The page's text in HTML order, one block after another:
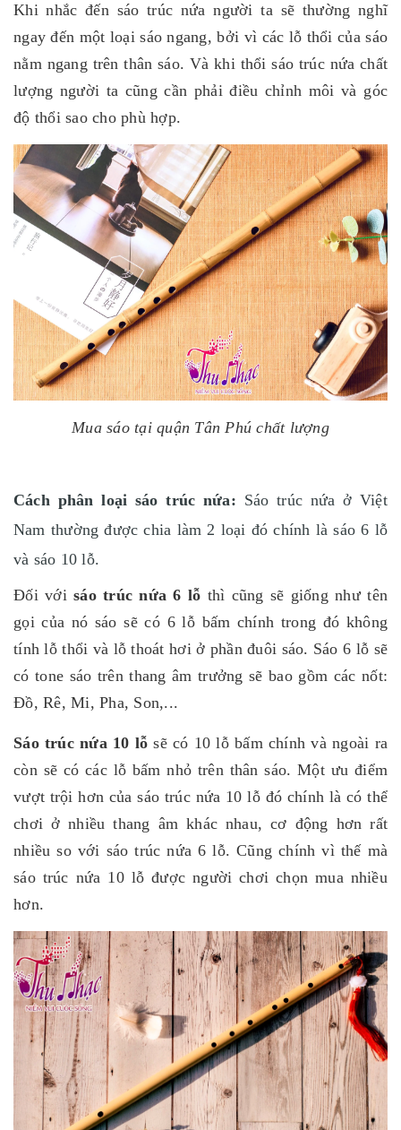
Khi nhắc đến sáo trúc nứa người ta sẽ thường nghĩ
ngay đến một loại sáo ngang, bởi vì các lỗ thổi của sáo
nằm ngang trên thân sáo. Và khi thổi sáo trúc nứa chất
lượng người ta cũng cần phải điều chỉnh môi và góc
độ thổi sao cho phù hợp.
Mua sáo tại quận Tân Phú chất lượng
Cách phân loại sáo trúc nứa: Sáo trúc nứa ở Việt
Nam thường được chia làm 2 loại đó chính là sáo 6 lỗ
và sáo 10 lỗ.
Đối vớisáo trúc nứa 6 lỗ thì cũng sẽ giống như tên
gọi của nó sáo sẽ có 6 lỗ bấm chính trong đó không
tính lỗ thổi và lỗ thoát hơi ở phần đuôi sáo. Sáo 6 lỗ sẽ
có tone sáo trên thang âm trưởng sẽ bao gồm các nốt:
Đồ, Rê, Mi, Pha, Son,...
Sáo trúc nứa 10 lỗ sẽ có 10 lỗ bấm chính và ngoài ra
còn sẽ có các lỗ bấm nhỏ trên thân sáo. Một ưu điểm
vượt trội hơn của sáo trúc nứa 10 lỗ đó chính là có thể
chơi ở nhiều thang âm khác nhau, cơ động hơn rất
nhiều so với sáo trúc nứa 6 lỗ. Cũng chính vì thế mà
sáo trúc nứa 10 lỗ được người chơi chọn mua nhiều
hơn.